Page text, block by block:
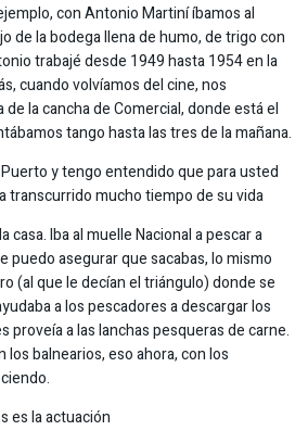
con Antonio Martiní íbamos al
de la bodega llena de humo, de trigo con
trabajé desde 1949 hasta 1954 en la
cuando volvíamos del cine, nos
la cancha de Comercial, donde está el
tango hasta las tres de la mañana.
y tengo entendido que para usted
transcurrido mucho tiempo de su vida
casa. Iba al muelle Nacional a pescar a
puedo asegurar que sacabas, lo mismo
(al que le decían el triángulo) donde se
a los pescadores a descargar los
proveía a las lanchas pesqueras de carne.
los balnearios, eso ahora, con los
es la actuación